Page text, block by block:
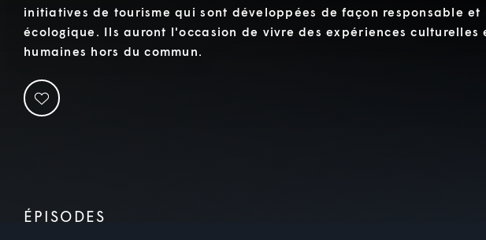
initiatives de tourisme qui sont développées de façon responsable et
écologique. Ils auront l'occasion de vivre des expériences culturelles
humaines hors du commun.
ÉPISODES